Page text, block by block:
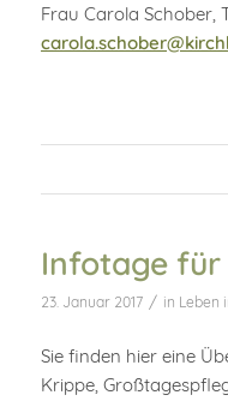
Frau Carola Schober,
Infotage
23. Januar 2017 / in Leben
Sie finden hier eine
Krippe,